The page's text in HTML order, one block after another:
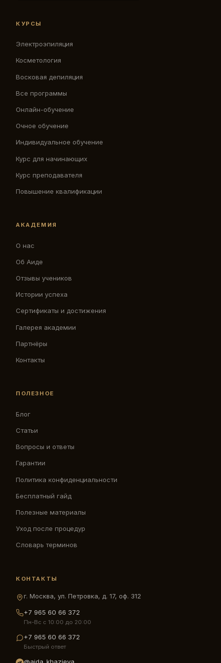
КУРСЫ
Электроэпиляция
Косметология
Восковая депиляция
Все программы
Онлайн-обучение
Очное обучение
Индивидуальное обучение
Курс для начинающих
Курс преподавателя
Повышение квалификации
АКАДЕМИЯ
О нас
Об Аиде
Отзывы учеников
Истории успеха
Сертификаты и достижения
Галерея академии
Партнёры
Контакты
ПОЛЕЗНОЕ
Блог
Статьи
Вопросы и ответы
Гарантии
Политика конфиденциальности
Бесплатный гайд
Полезные материалы
Уход после процедур
Словарь терминов
КОНТАКТЫ
г. Москва, ул. Петровка, д. 17, оф. 312
+7 965 60 66 372
Пн-Вс с 10:00 до 20:00
+7 965 60 66 372
Быстрый ответ